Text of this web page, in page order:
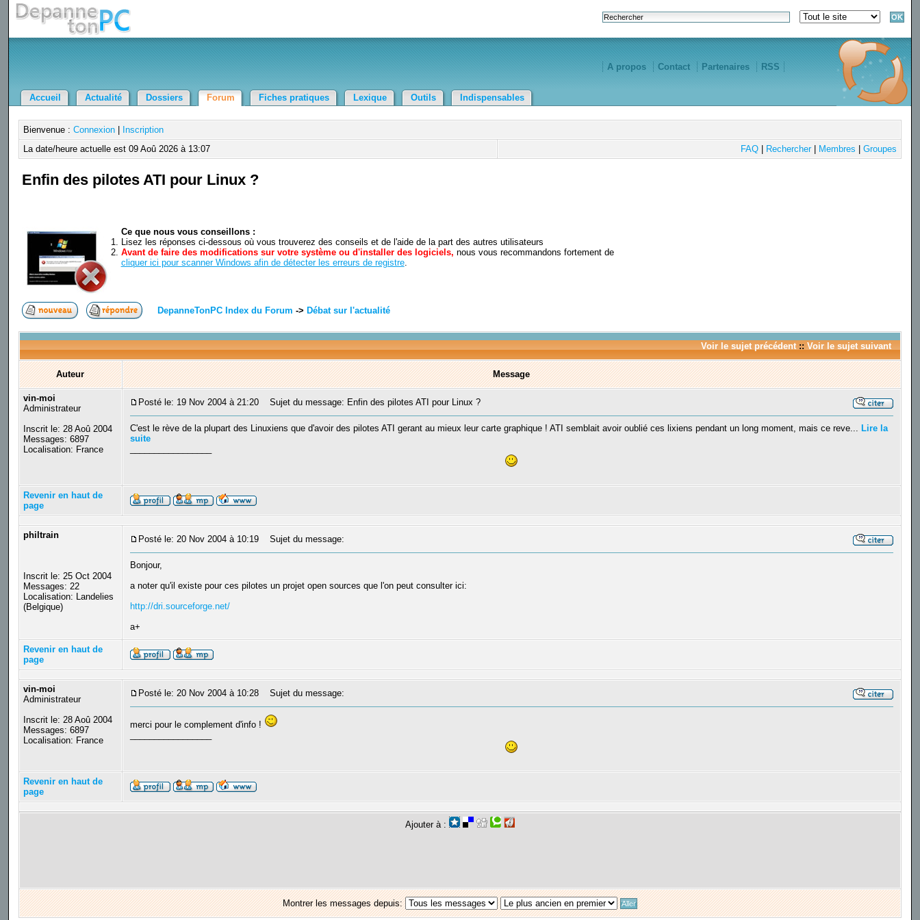
A propos Contact Partenaires RSS
Accueil Actualité Dossiers Forum Fiches pratiques Lexique Outils Indispensables
Bienvenue : Connexion|
Inscription
La date/heure actuelle est 09 Aoû 2026 à 13:07
FAQ| Rechercher| Membres Groupes
Enfin des pilotes ATI pour Linux ?
Ce que nous vous conseillons :
Lisez les réponses ci-dessous où vous trouverez des conseils et de l'aide de la part des autres utilisateurs
Avant de faire des modifications sur votre système ou d'installer des logiciels, nous vous recommandons fortement de
cliquer ici pour scanner Windows afin de détecter les erreurs de registre.
DepanneTonPC Index du Forum -> Débat sur l'actualité
Voir le sujet précédent:: Voir le sujet suivant
Auteur Message
vin-moi
Administrateur
Inscrit le: 28 Aoû 2004
Messages: 6897
Localisation: France
Posté le: 19 Nov 2004 à 21:20 Sujet du message: Enfin des pilotes ATI pour Linux ?
C'est le rève de la plupart des Linuxiens que d'avoir des pilotes ATI gerant au mieux leur carte graphique ! ATI semblait avoir oublié ces lixiens pendant un long moment, mais ce reve... Lire la
suite
Revenir en haut de
page
philtrain
Inscrit le: 25 Oct 2004
Messages: 22
Localisation: Landelies
(Belgique)
Posté le: 20 Nov 2004 à 10:19 Sujet du message:
Bonjour,
a noter qu'il existe pour ces pilotes un projet open sources que l'on peut consulter ici:
http://dri.sourceforge.net/
a+
Revenir en haut de
page
vin-moi
Administrateur
Inscrit le: 28 Aoû 2004
Messages: 6897
Localisation: France
Posté le: 20 Nov 2004 à 10:28 Sujet du message:
merci pour le complement d'info !
Revenir en haut de
page
Ajouter à :
Montrer les messages depuis: